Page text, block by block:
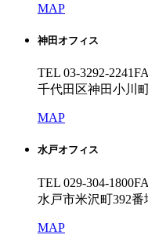
MAP
神田オフィス
TEL 03-3292-2241
千代田区神田小川
MAP
水戸オフィス
TEL 029-304-1800
水戸市米沢町392番
MAP